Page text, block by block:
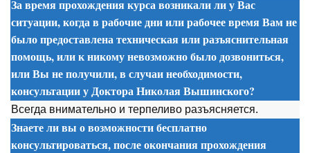
За время прохождения курса возникали ли у Вас
ситуации, когда в рабочие дни или рабочее время Вам не
было предоставлена техническая или разъяснительная
помощь, или к никому невозможно было дозвониться,
или Вы не получили, в случаи необходимости,
консультации у Доктора Николая Вышинского?
Всегда внимательно и терпеливо разъясняется.
Знаете ли вы о возможности бесплатно
консультироваться, после окончания прохождения